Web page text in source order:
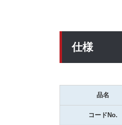
仕様
品名
コードNo.